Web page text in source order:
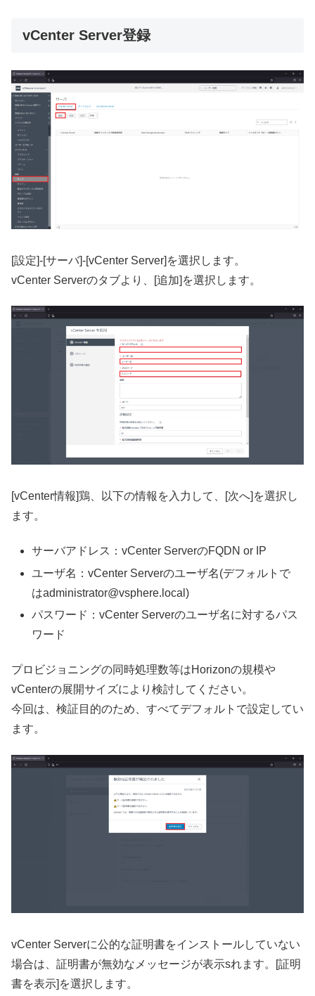
vCenter Server登録
[設定]-[サーバ]-[vCenter Server]を選択します。
vCenter Serverのタブより、[追加]を選択します。
[vCenter情報]鶏、以下の情報を入力して、[次へ]を選択し
ます。
サーバアドレス：vCenter ServerのFQDN or IP
ユーザ名：vCenter Serverのユーザ名(デフォルトで
はadministrator@vsphere.local)
パスワード：vCenter Serverのユーザ名に対するパス
ワード
プロビジョニングの同時処理数等はHorizonの規模や
vCenterの展開サイズにより検討してください。
今回は、検証目的のため、すべてデフォルトで設定してい
ます。
vCenter Serverに公的な証明書をインストールしていない
場合は、証明書が無効なメッセージが表示sれます。[証明
書を表示]を選択します。